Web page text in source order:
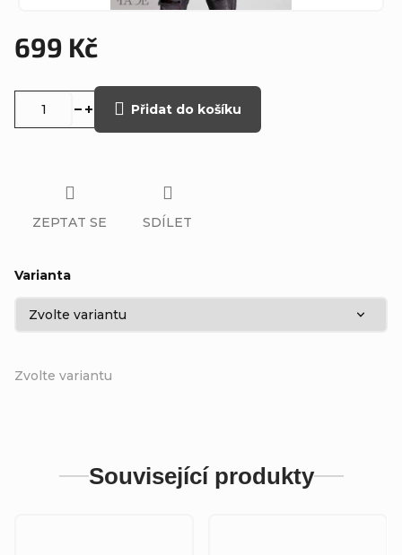
699 Kč
Zvolte variantu
Varianta
Přidat do košíku
ZEPTAT SE SDÍLET
Související produkty